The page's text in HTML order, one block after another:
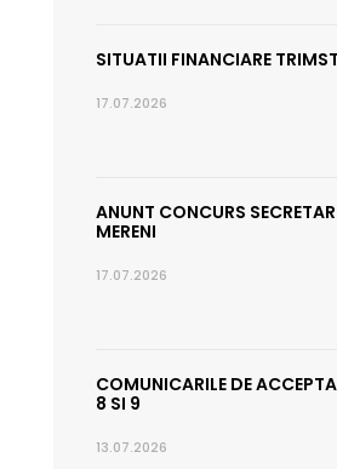
SITUATII FINANCIARE
17.07.2026
ANUNT CONCURS SECRETAR
MERENI
17.07.2026
COMUNICARILE DE
8 SI 9
13.07.2026